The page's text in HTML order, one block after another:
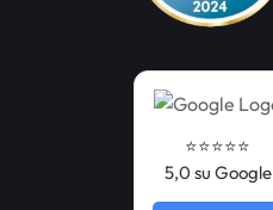
⭐️⭐️⭐️⭐️⭐️
5,0 su Google